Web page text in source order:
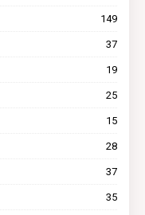
149
37
19
25
15
28
37
35